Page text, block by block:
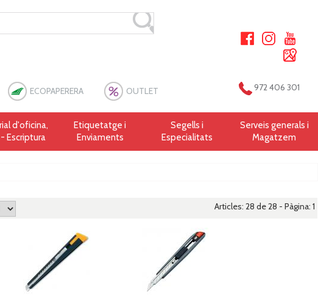
ECOPAPERERA OUTLET 972 406 301
d'oficina,
Escriptura
Etiquetatge i
Enviaments
Segells i
Especialitats
Serveis generals i
Magatzem
Articles: 28 de 28 - Pàgina: 1